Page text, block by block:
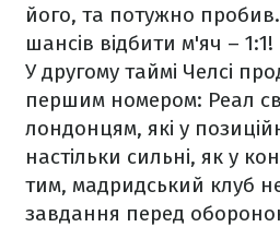
його, та потужно
шансів відбити м'яч – 1:1!
У другому таймі Челсі
першим номером: Реал
лондонцям, які у
настільки сильні, як у
тим, мадридський клуб
завдання перед